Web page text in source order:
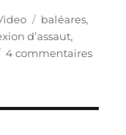
Étiquettes
baléares,
d’assaut,
4 commentairessur